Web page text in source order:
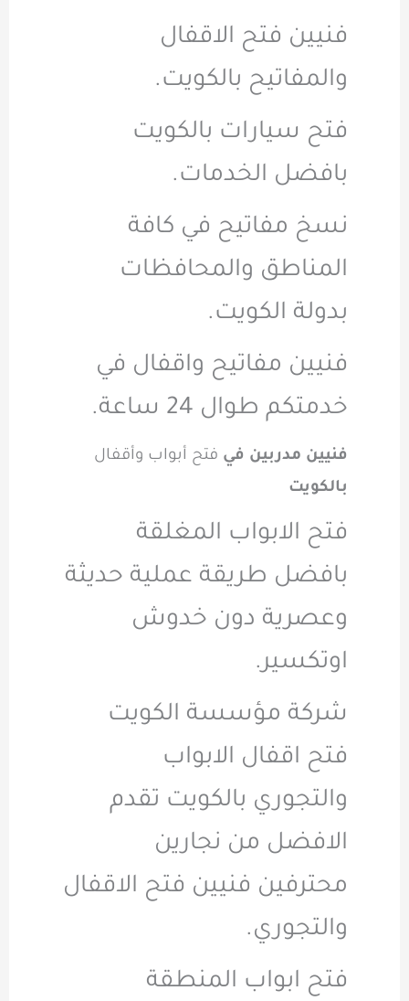
فنيين فتح الاقفال
والمفاتيح بالكويت.
فتح سيارات بالكويت
بافضل الخدمات.
نسخ مفاتيح في كافة
المناطق والمحافظات
بدولة الكويت.
فنيين مفاتيح واقفال في
خدمتكم طوال 24 ساعة.
فنيين مدربين في فتح أبواب وأقفال
بالكويت
فتح الابواب المغلقة
بافضل طريقة عملية حديثة
وعصرية دون خدوش
اوتكسير.
شركة مؤسسة الكويت
فتح اقفال الابواب
والتجوري بالكويت تقدم
الافضل من نجارين
محترفين فنيين فتح الاقفال
والتجوري.
فتح ابواب المنطقة